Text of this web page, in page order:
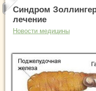
Синдром
лечение
Новости медицины